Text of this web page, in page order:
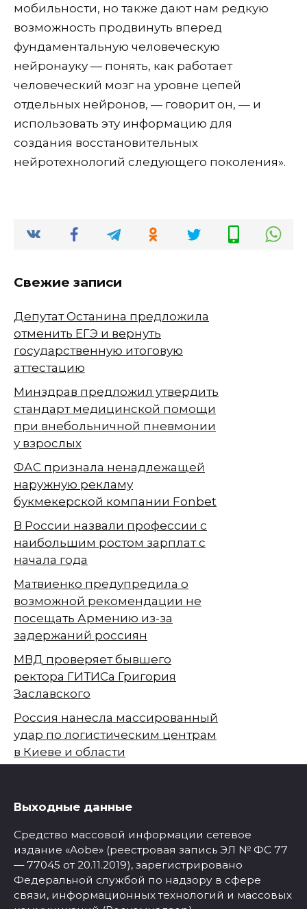
мобильности, но также дают нам редкую
возможность продвинуть вперед
фундаментальную человеческую
нейронауку — понять, как работает
человеческий мозг на уровне цепей
отдельных нейронов, — говорит он, — и
использовать эту информацию для
создания восстановительных
нейротехнологий следующего поколения».
Свежие записи
Депутат Останина предложила
отменить ЕГЭ и вернуть
государственную итоговую
аттестацию
Минздрав предложил утвердить
стандарт медицинской помощи
при внебольничной пневмонии
у взрослых
ФАС признала ненадлежащей
наружную рекламу
букмекерской компании Fonbet
В России назвали профессии с
наибольшим ростом зарплат с
начала года
Матвиенко предупредила о
возможной рекомендации не
посещать Армению из-за
задержаний россиян
МВД проверяет бывшего
ректора ГИТИСа Григория
Заславского
Россия нанесла массированный
удар по логистическим центрам
в Киеве и области
Выходные данные
Средство массовой информации сетевое
издание «Aobe» (реестровая запись ЭЛ № ФС 77
— 77045 от 20.11.2019), зарегистрировано
Федеральной службой по надзору в сфере
связи, информационных технологий и массовых